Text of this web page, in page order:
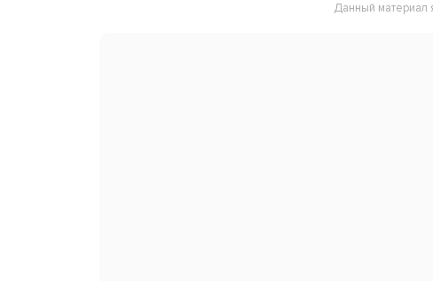
Данный материал